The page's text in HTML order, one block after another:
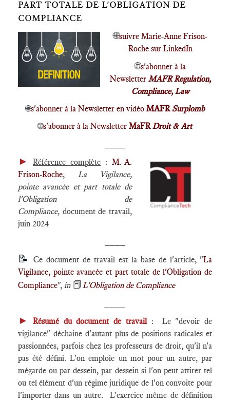
PART TOTALE DE L'OBLIGATION DE
COMPLIANCE
🌐suivre Marie-Anne Frison-
Roche sur LinkedIn
🌐s'abonner à la
Newsletter MAFR Regulation,
Compliance, Law
🌐s'abonner à la Newsletter en vidéoMAFRSurplomb
🌐s'abonner à la Newsletter MaFRDroit & Art
► Référence complète : M.-A.
Frison-Roche, La Vigilance,
pointe avancée et part totale de
l'Obligation de
Compliance, document de travail,
juin 2024
📝 Ce document de travail est la base de l'article, "La
Vigilance, pointe avancée et part totale de l'Obligation de
Compliance", in 📕L'Obligation de Compliance
► Résumé du document de travail : Le "devoir de
vigilance" déchaine d'autant plus de positions radicales et
passionnées, parfois chez les professeurs de droit, qu'il n'a
pas été défini. L'on emploie un mot pour un autre, par
mégarde ou par dessein, par dessein si l'on peut attirer tel
ou tel élément d'un régime juridique de l'on convoite pour
l'importer dans un autre. L'exercice même de définition